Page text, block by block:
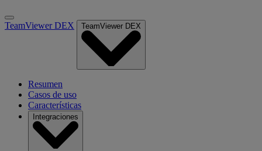
TeamViewer DEX TeamViewer DEX
Resumen
Casos de uso
Características
Integraciones